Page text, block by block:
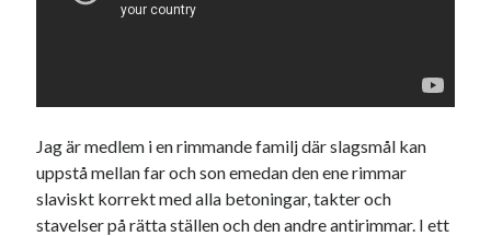
Jag är medlem i en rimmande familj där slagsmål kan
uppstå mellan far och son emedan den ene rimmar
slaviskt korrekt med alla betoningar, takter och
stavelser på rätta ställen och den andre antirimmar. I ett